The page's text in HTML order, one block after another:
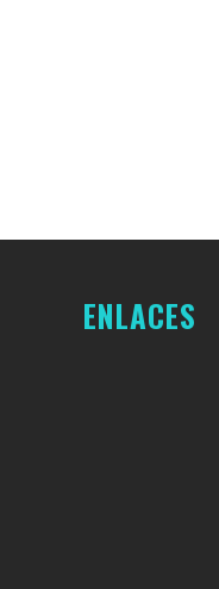
ENLACES